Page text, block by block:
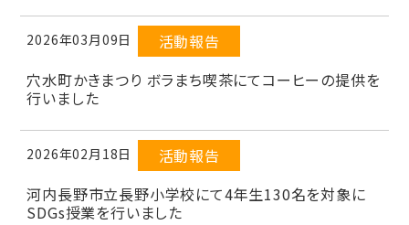
2026年03月09日
活動報告
穴水町かきまつり ボラまち喫茶にてコーヒーの提供を
行いました
2026年02月18日
活動報告
河内長野市立長野小学校にて4年生130名を対象に
SDGs授業を行いました